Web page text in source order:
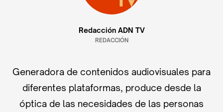
Redacción ADN TV
REDACCIÓN
Generadora de contenidos audiovisuales para
diferentes plataformas, produce desde la
óptica de las necesidades de las personas